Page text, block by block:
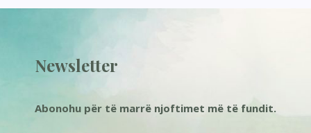
Newsletter
Abonohu për të marrë njoftimet më të fundit.